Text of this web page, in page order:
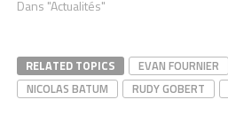
Dans "Actualités"
RELATED TOPICS EVAN FOURNIER
NICOLAS BATUM
RUDY GOBERT